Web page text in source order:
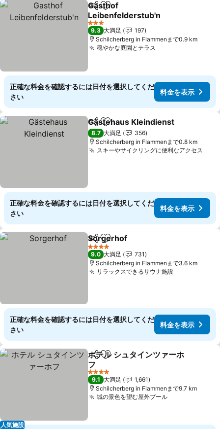
シェアお気に入りに追加
Gasthof
Leibenfelderstub'n
料金を表示
3 ホテルのランク
9.3 大満足
197
Schilcherberg in Flammenまで0.9 km
穏やかな庭園とテラス
正確な料金を確認するには日付を選択してくだ
さい
料金を表示
シェアお気に入りに追加
Gästehaus Kleindienst
8.7 大満足
356
Schilcherberg in Flammenまで0.8 km
スキーやサイクリングに便利なアクセス
正確な料金を確認するには日付を選択してくだ
さい
料金を表示
シェアお気に入りに追加
Sorgerhof
4 ホテルのランク
9.0 大満足
731
Schilcherberg in Flammenまで3.6 km
リラックスできるサウナ施設料金を表示
正確な料金を確認するには日付を選択してくだ
さい
料金を表示
人気施設
シェアお気に入りに追加
ホテル シュタインツァーホ
フ
料金を表示
4 ホテルのランク
9.1 大満足
1,661
Schilcherberg in Flammenまで9.7 km
城の景色を望む屋外プール料金を表示